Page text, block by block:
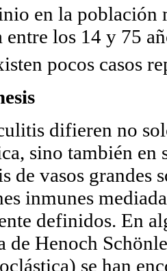
en la población
entre los 14 y 75
pocos casos
difieren no
sino también en
de vasos grandes
inmunes
definidos. En
de Henoch
se han